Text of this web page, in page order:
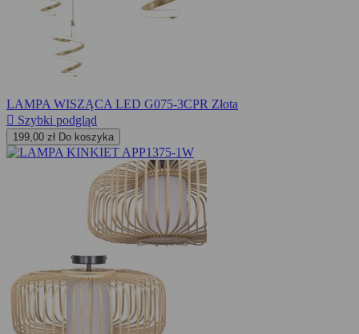
LAMPA WISZĄCA LED G075-3CPR Złota
 Szybki podgląd
199,00 zł Do koszyka